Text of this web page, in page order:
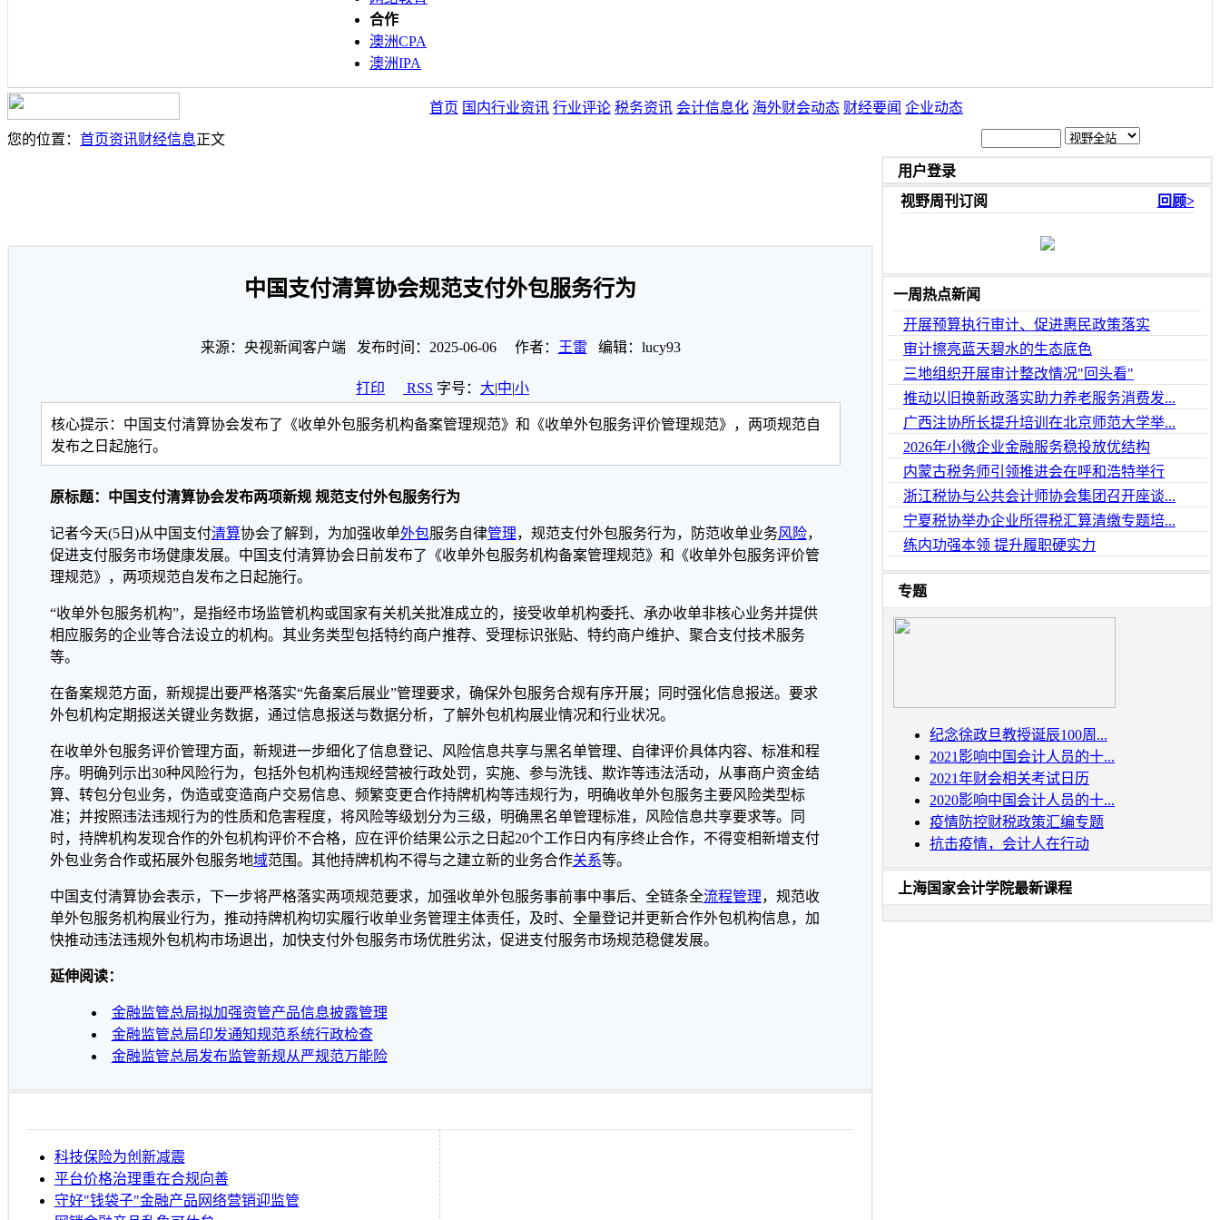
合作
澳洲CPA
澳洲IPA
首页 国内行业资讯 行业评论 税务资讯 会计信息化 海外财会动态 财经要闻 企业动态
您的位置： 首页资讯财经信息正文
中国支付清算协会规范支付外包服务行为
来源：央视新闻客户端 发布时间：2025-06-06 作者： 王雷 编辑：lucy93
打印 RSS 字号： 大|中|小
核心提示：中国支付清算协会发布了《收单外包服务机构备案管理规范》和《收单外包服务评价管理规范》，两项规范自
发布之日起施行。
原标题：中国支付清算协会发布两项新规 规范支付外包服务行为
记者今天(5日)从中国支付清算协会了解到，为加强收单外包服务自律管理，规范支付外包服务行为，防范收单业务风险，
促进支付服务市场健康发展。中国支付清算协会日前发布了《收单外包服务机构备案管理规范》和《收单外包服务评价管
理规范》，两项规范自发布之日起施行。
“收单外包服务机构”，是指经市场监管机构或国家有关机关批准成立的，接受收单机构委托、承办收单非核心业务并提供
相应服务的企业等合法设立的机构。其业务类型包括特约商户推荐、受理标识张贴、特约商户维护、聚合支付技术服务
等。
在备案规范方面，新规提出要严格落实“先备案后展业”管理要求，确保外包服务合规有序开展；同时强化信息报送。要求
外包机构定期报送关键业务数据，通过信息报送与数据分析，了解外包机构展业情况和行业状况。
在收单外包服务评价管理方面，新规进一步细化了信息登记、风险信息共享与黑名单管理、自律评价具体内容、标准和程
序。明确列示出30种风险行为，包括外包机构违规经营被行政处罚，实施、参与洗钱、欺诈等违法活动，从事商户资金结
算、转包分包业务，伪造或变造商户交易信息、频繁变更合作持牌机构等违规行为，明确收单外包服务主要风险类型标
准；并按照违法违规行为的性质和危害程度，将风险等级划分为三级，明确黑名单管理标准，风险信息共享要求等。同
时，持牌机构发现合作的外包机构评价不合格，应在评价结果公示之日起20个工作日内有序终止合作，不得变相新增支付
外包业务合作或拓展外包服务地域范围。其他持牌机构不得与之建立新的业务合作关系等。
中国支付清算协会表示，下一步将严格落实两项规范要求，加强收单外包服务事前事中事后、全链条全流程管理，规范收
单外包服务机构展业行为，推动持牌机构切实履行收单业务管理主体责任，及时、全量登记并更新合作外包机构信息，加
快推动违法违规外包机构市场退出，加快支付外包服务市场优胜劣汰，促进支付服务市场规范稳健发展。
延伸阅读：
金融监管总局拟加强资管产品信息披露管理
金融监管总局印发通知规范系统行政检查
金融监管总局发布监管新规从严规范万能险
科技保险为创新减震
平台价格治理重在合规向善
守好"钱袋子"金融产品网络营销迎监管
用户登录
视野周刊订阅
回顾>
一周热点新闻
开展预算执行审计、促进惠民政策落实
审计擦亮蓝天碧水的生态底色
三地组织开展审计整改情况"回头看"
推动以旧换新政落实助力养老服务消费发...
广西注协所长提升培训在北京师范大学举...
2026年小微企业金融服务稳投放优结构
内蒙古税务师引领推进会在呼和浩特举行
浙江税协与公共会计师协会集团召开座谈...
宁夏税协举办企业所得税汇算清缴专题培...
练内功强本领 提升履职硬实力
专题
纪念徐政旦教授诞辰100周...
2021影响中国会计人员的十...
2021年财会相关考试日历
2020影响中国会计人员的十...
疫情防控财税政策汇编专题
抗击疫情，会计人在行动
上海国家会计学院最新课程